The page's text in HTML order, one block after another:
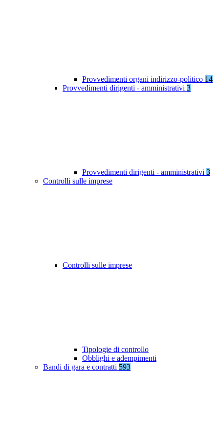
Provvedimenti organi indirizzo-politico 14
Provvedimenti dirigenti - amministrativi 3
Provvedimenti dirigenti - amministrativi 3
Controlli sulle imprese
Controlli sulle imprese
Tipologie di controllo
Obblighi e adempimenti
Bandi di gara e contratti 593